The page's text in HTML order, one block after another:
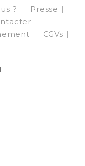
?
Presse
CGVs